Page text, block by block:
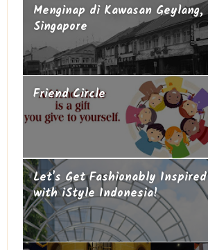
Menginap di Kawasan Geylang,
Singapore
Friend Circle
Let's Get Fashionably Inspired
with iStyle Indonesia!